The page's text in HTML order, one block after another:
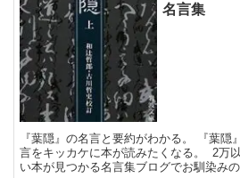
名言集
『葉隠』の名言と要約がわかる。 『葉隠
言をキッカケに本が読みたくなる。 2万
い本が見つかる名言集ブログでお馴染み